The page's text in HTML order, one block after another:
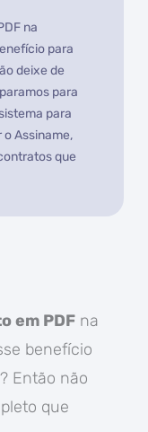
na
para
deixe de
para
para
Assiname,
que
em PDFna
benefício
Então não
que